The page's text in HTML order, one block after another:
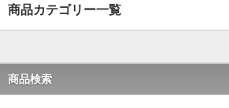
商品カテゴリー一覧
商品検索